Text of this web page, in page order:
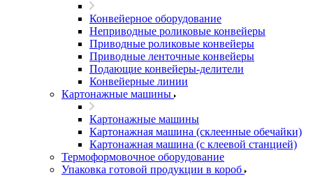
Конвейерное оборудование
Неприводные роликовые конвейеры
Приводные роликовые конвейеры
Приводные ленточные конвейеры
Подающие конвейеры-делители
Конвейерные линии
Картонажные машины
Картонажные машины
Картонажная машина (склеенные обечайки)
Картонажная машина (с клеевой станцией)
Термоформовочное оборудование
Упаковка готовой продукции в короб